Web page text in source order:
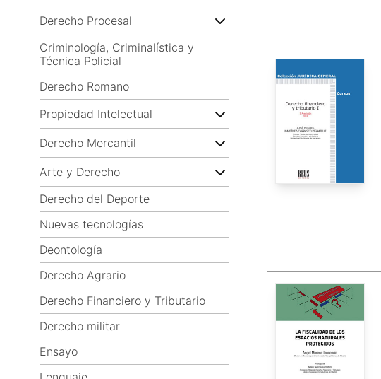
Derecho Procesal
Criminología, Criminalística y
Técnica Policial
Derecho Romano
Propiedad Intelectual
Derecho Mercantil
Arte y Derecho
Derecho del Deporte
Nuevas tecnologías
Deontología
Derecho Agrario
Derecho Financiero y Tributario
Derecho militar
Ensayo